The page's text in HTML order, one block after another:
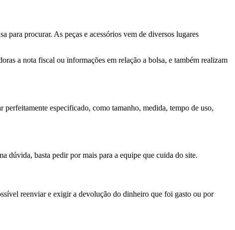
para procurar. As peças e acessórios vem de diversos lugares
a nota fiscal ou informações em relação a bolsa, e também realizam
especificado, como tamanho, medida, tempo de uso,
dúvida, basta pedir por mais para a equipe que cuida do site.
reenviar e exigir a devolução do dinheiro que foi gasto ou por